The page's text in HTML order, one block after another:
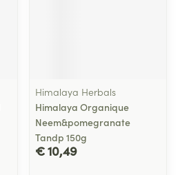
Himalaya Herbals
Himalaya Organique
Neem&pomegranate
Tandp 150g
€ 10,49